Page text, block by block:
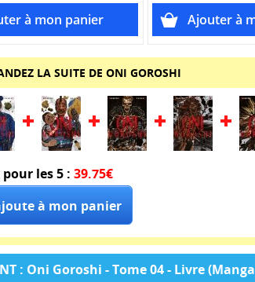
LA SUITE DE ONI GOROSHI
pour les 5 : 39.75€
: Oni Goroshi - Tome 04 - Livre